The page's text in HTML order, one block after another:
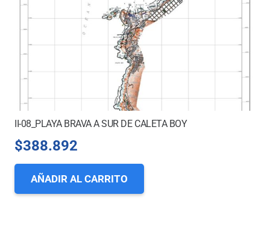
II-08_PLAYA BRAVA A SUR DE CALETA BOY
$388.892
AÑADIR AL CARRITO